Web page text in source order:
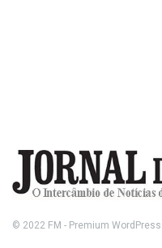
© 2022 FM - Premium